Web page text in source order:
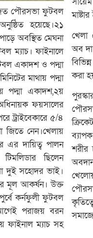
পৌরসভা ফুটবল
হয়েছে।২১
অবস্থিত মেঘনা
ম্যাচ। ফাইনালে
একাদশ ও পদ্মা
মাথায় পদ্মা
পদ্মা একাদশ,২য়
ফয়সালের
ট্রাইবেকারে ৫/৪
জিতে নেন।খেলায়
দায়িত্ব পালন
ছিলেন
দুই সহোদর ভাই।
মূল আকর্ষন। উক্ত
কর্নফুলী ফুটবল
পরাজয় বরন
ফাইনাল ম্যাচ সহ
খেলা
অব দা
করা
শরীর